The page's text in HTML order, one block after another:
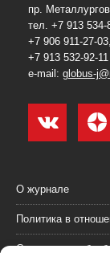
пр.
тел. +7 913 534-
+7 906 911-27-03,
+7 913 532-92-11
e-mail: globus-
О журнале
Политика в
Согласие на